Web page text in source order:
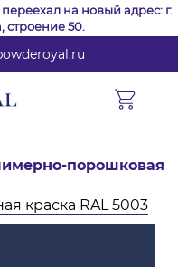
на новый адрес: г.
строение 50.
порошковая
краска RAL 5003